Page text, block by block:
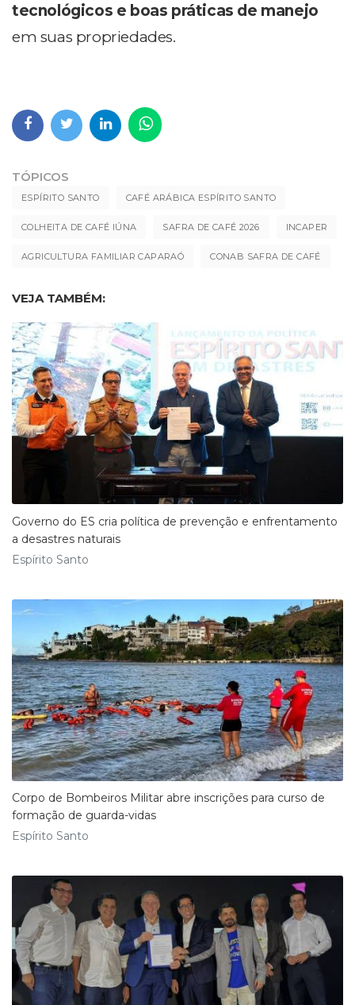
tecnológicos e boas práticas de manejo
em suas propriedades.
TÓPICOS
ESPÍRITO SANTO CAFÉ ARÁBICA ESPÍRITO SANTO
COLHEITA DE CAFÉ IÚNA SAFRA DE CAFÉ 2026 INCAPER
AGRICULTURA FAMILIAR CAPARAÓ CONAB SAFRA DE CAFÉ
VEJA TAMBÉM:
Governo do ES cria política de prevenção e enfrentamento
a desastres naturais
Espírito Santo
Corpo de Bombeiros Militar abre inscrições para curso de
formação de guarda-vidas
Espírito Santo